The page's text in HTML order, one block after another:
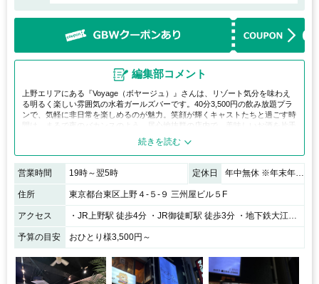
編集部コメント
上野エリアにある『Voyage（ボヤージュ）』さんは、リゾート気分を味わえ
る明るく楽しい雰囲気の水着ガールズバーです。40分3,500円の飲み放題プラ
ンで、気軽に非日常を楽しめるのが魅力。笑顔が輝くキャストたちと過ごす時
間は、まるで夜のバカンスのよう。居心地抜群の店内で、美味しいお酒を片手
営業時間 19時～翌5時 定休日 年中無休 ※年末年始等は告知を行います。
住所 東京都台東区上野４‐５‐９ 三州屋ビル５F
アクセス
予算の目安 おひとり様3,500円～